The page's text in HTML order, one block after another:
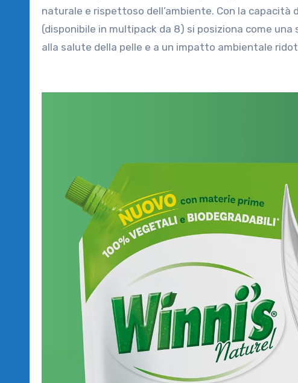
naturale e rispettoso dell’ambiente. Con la capacità
(disponibile in multipack da 8) si posiziona come
alla salute della pelle e a un impatto ambientale